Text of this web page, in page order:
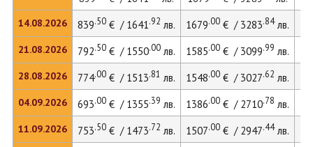
14.08.2026
21.08.2026
28.08.2026
04.09.2026
11.09.2026
839.50€ / 1641.92 лв. 1679.00€ / 3283.84лв.
792.50€ / 1550.00лв. 1585.00€ / 3099.99 лв.
774.00€ / 1513.81 лв. 1548.00€ / 3027.62 лв.
693.00€ / 1355.39 лв. 1386.00€ / 2710.78 лв.
753.50€ / 1473.72 лв. 1507.00€ / 2947.44лв.